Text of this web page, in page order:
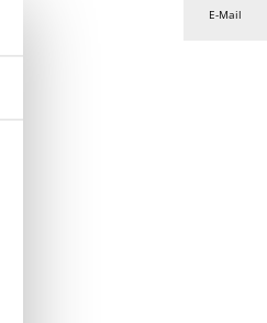
E-Mail